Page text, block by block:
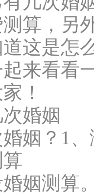
算，另
这是怎
来看看
！
婚姻
姻？1
姻测算